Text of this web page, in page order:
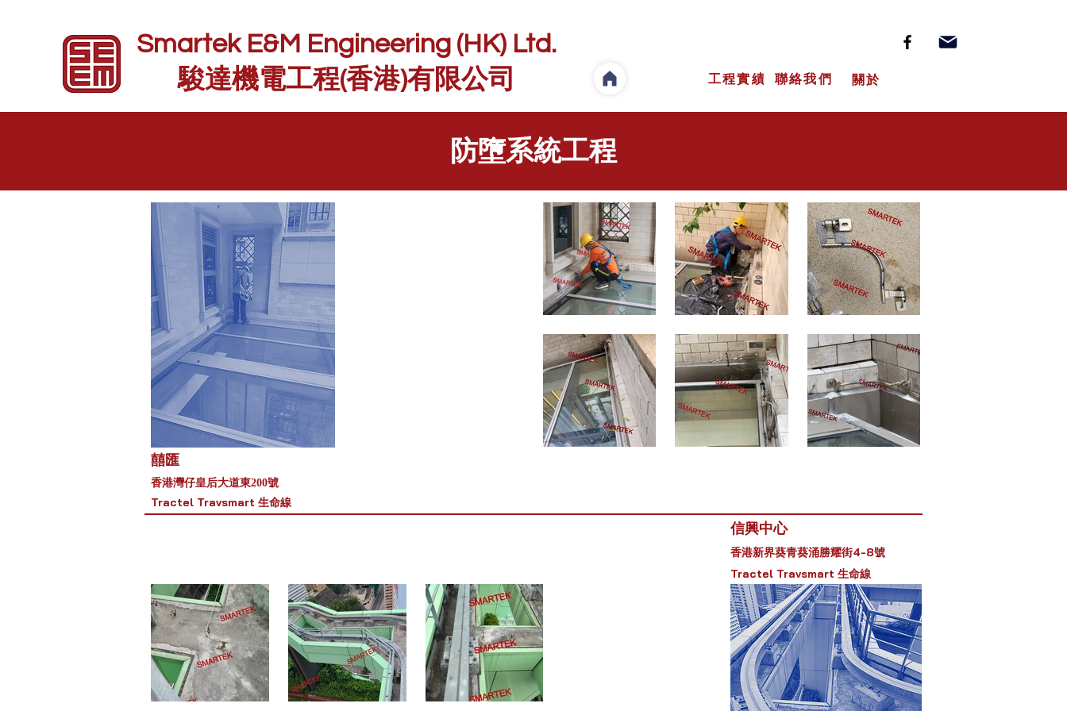
Smartek E&M Engineering (HK) Ltd.
駿達機電工程(香港)有限公司
關於
工程實績 聯絡我們
​防墮系統工程
囍匯
香港灣仔皇后大道東200號
Tractel Travsmart 生命線
信興中心
香港新界葵青葵涌勝耀街4-8號
Tractel Travsmart 生命線